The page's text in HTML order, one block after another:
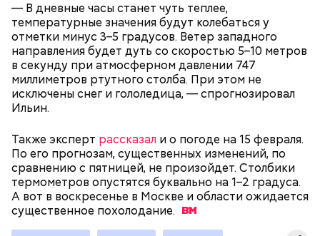
— В дневные часы станет чуть теплее,
температурные значения будут колебаться у
отметки минус 3–5 градусов. Ветер западного
направления будет дуть со скоростью 5–10 метров
в секунду при атмосферном давлении 747
миллиметров ртутного столба. При этом не
исключены снег и гололедица, — спрогнозировал
Ильин.
Также эксперт рассказал и о погоде на 15 февраля.
По его прогнозам, существенных изменений, по
сравнению с пятницей, не произойдет. Столбики
термометров опустятся буквально на 1–2 градуса.
А вот в воскресенье в Москве и области ожидается
существенное похолодание.
В настоящее время велоинфраструктура «Зеленого
кольца» реализована в пяти округах города,
Существуют несколько версий, какой именно дом
самой популярной — это подвал дома № 9, что в
Мансуровском переулке. Здесь жили друзья
Булгакова — братья Топлениновы. Писатель часто
приходил к ним в гости и работал над «Мастером и
Маргаритой».
Символом Московского зоопарка является дикий
кот — манул Тимофей. С ним можно даже немного
поиграть, конечно же, за защитным стеклом.